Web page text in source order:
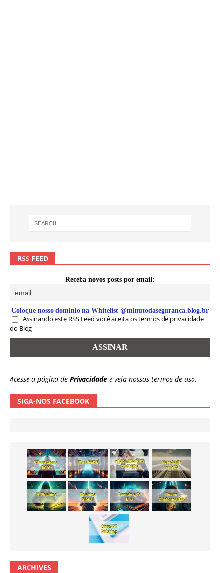
RSS FEED
Receba novos posts por email:
Coloque nosso domínio na Whitelist @minutodaseguranca.blog.br
Assinando este RSS Feed você aceita os termos de privacidade
do Blog
Acesse a página de Privacidade e veja nossos termos de uso.
SIGA-NOS FACEBOOK
ARCHIVES